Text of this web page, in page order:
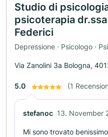
Studio di
psicoterapia
Federici
Depressione · Psicologo ·
Via Zanolini 3a Bologna,
5.0 (1
stefanoc 13. November
Mi sono trovato